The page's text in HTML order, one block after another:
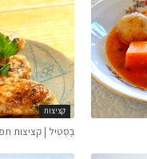
קציצות
בַּסְטִיל | קציצות